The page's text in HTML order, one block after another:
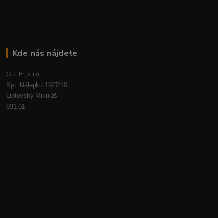
Kde nás nájdete
G F E, s.r.o.
Kpt. Nálepku 1927/10
Liptovský Mikuláš
031 01